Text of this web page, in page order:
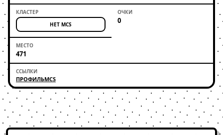
НЕТ MCS 0
471
ПРОФИЛЬMCS